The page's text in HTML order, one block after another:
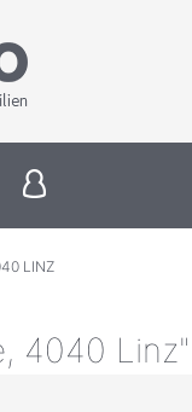
LINZ
4040 Linz"